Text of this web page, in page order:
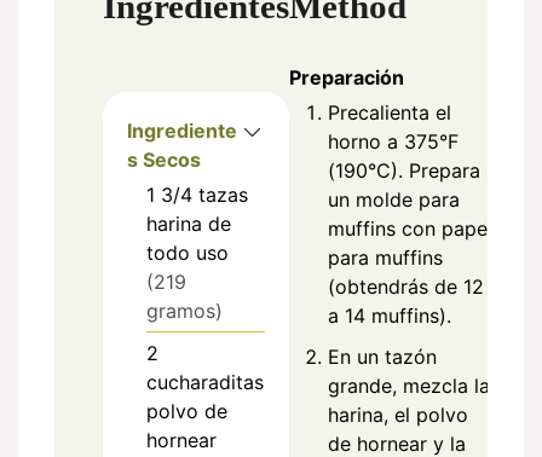
Ingrediente
s Secos
1 3/4 tazas
harina de
todo uso
(219
gramos)
2
cucharaditas
polvo de
hornear
Preparación
Precalienta el
horno a 375°F
(190°C). Prepara
un molde para
muffins con papel
para muffins
(obtendrás de 12
a 14 muffins).
En un tazón
grande, mezcla la
harina, el polvo
de hornear y la